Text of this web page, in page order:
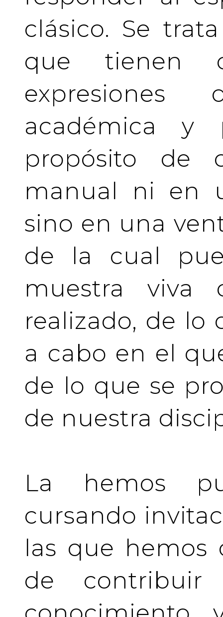
clásico. Se
que tienen
académica y
propósito de
manual ni en
sino en una
de la cual
muestra
realizado, de lo
a cabo en el
de lo que se
de nuestra
La hemos
cursando
las que hemos
de contribuir